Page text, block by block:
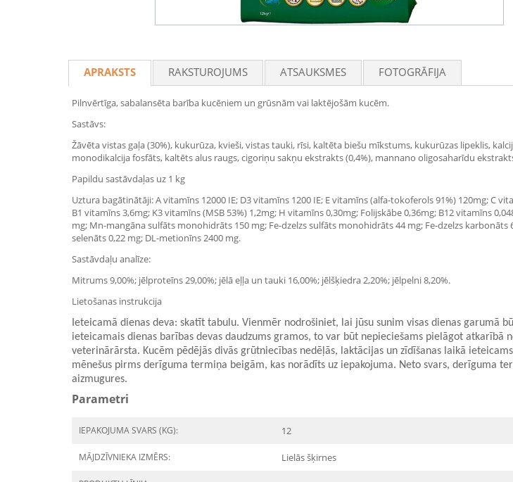
APRAKSTS RAKSTUROJUMS ATSAUKSMES FOTOGRĀFIJA
Pilnvērtīga, sabalansēta barība kucēniem un grūsnām vai laktējošām kucēm.
Sastāvs:
Žāvēta vistas gaļa (30%), kukurūza, kvieši, vistas tauki, rīsi, kaltēta biešu mīkstums, kukurūzas lipeklis,
monodikalcija fosfāts, kaltēts alus raugs, cigoriņu sakņu ekstrakts (0,4%), mannano oligosaharīdu
Papildu sastāvdaļas uz 1 kg
Uztura bagātinātāji: A vitamīns 12000 IE; D3 vitamīns 1200 IE; E vitamīns (alfa-tokoferols 91%) 120mg; C
B1 vitamīns 3,6mg; K3 vitamīns (MSB 53%) 1,2mg; H vitamīns 0,30mg; Folijskābe 0,36mg; B12 vitamīns
mg; Mn-mangāna sulfāts monohidrāts 150 mg; Fe-dzelzs sulfāts monohidrāts 44 mg; Fe-dzelzs
selenāts 0,22 mg; DL-metionīns 2400 mg.
Sastāvdaļu analīze:
Mitrums 9,00%; jēlproteīns 29,00%; jēlā eļļa un tauki 16,00%; jēlšķiedra 2,20%; jēlpelni 8,20%.
Lietošanas instrukcija
Ieteicamā dienas deva: skatīt tabulu. Vienmēr nodrošiniet, lai jūsu sunim visas dienas garumā
ieteicamais dienas barības devas daudzums gramos, to var būt nepieciešams pielāgot
veterinārārsta. Kucēm pēdējās divās grūtniecības nedēļās, laktācijas un zīdīšanas laikā
mēnešus pirms derīguma termiņa beigām, kas norādīts uz iepakojuma. Neto svars, derīguma
aizmugures.
Parametri
IEPAKOJUMA SVARS (KG): 12
MĀJDZĪVNIEKA IZMĒRS: Lielās šķirnes